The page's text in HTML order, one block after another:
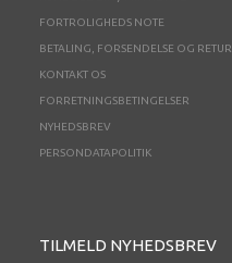
FORTROLIGHEDS NOTE
BETALING, FORSENDELSE OG RETUR
KONTAKT OS
FORRETNINGSBETINGELSER
NYHEDSBREV
PERSONDATAPOLITIK
TILMELD NYHEDSBREV